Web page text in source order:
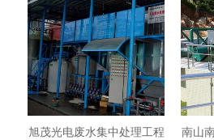
旭茂光电废水集中处理工程
南山